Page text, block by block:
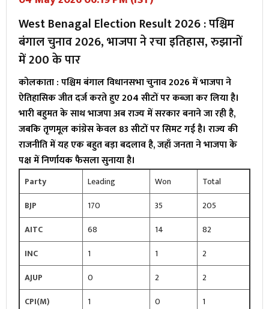
West Benagal Election Result 2026 : पश्चिम
बंगाल चुनाव 2026, भाजपा ने रचा इतिहास, रुझानों
में 200 के पार
कोलकाता: पश्चिम बंगाल विधानसभा चुनाव 2026 में भाजपा ने
ऐतिहासिक जीत दर्ज करते हुए 204 सीटों पर कब्जा कर लिया है।
भारी बहुमत के साथ भाजपा अब राज्य में सरकार बनाने जा रही है,
जबकि तृणमूल कांग्रेस केवल 83 सीटों पर सिमट गई है। राज्य की
राजनीति में यह एक बहुत बड़ा बदलाव है, जहाँ जनता ने भाजपा के
पक्ष में निर्णायक फैसला सुनाया है।
Party Leading Won
Total
BJP
170 35
205
AITC
68 14
82
INC
1 1
2
AJUP
0 2
2
CPI(M)
1 0 1